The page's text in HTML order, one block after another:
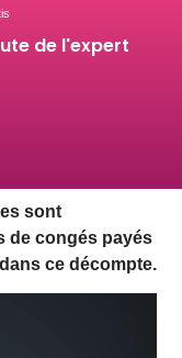
de l'expert
sont
de congés payés
ce décompte.